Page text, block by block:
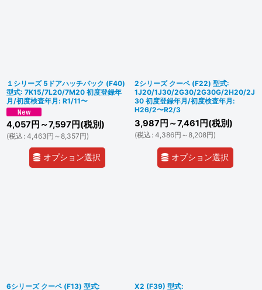
１シリーズ 5ドアハッチバック (F40)
型式: 7K15/7L20/7M20 初度登録年
月/初度検査年月: R1/11〜
4,057 円 ～7,597 円(税別)
(税込 : 4,463円 ～8,357円)
オプション選択
2シリーズ クーペ (F22) 型式:
1J20/1J30/2G30/2G30G/2H20/2J
30 初度登録年月/初度検査年月:
H26/2〜R2/3
3,987 円 ～7,461 円(税別)
(税込 : 4,386円 ～8,208円)
オプション選択
6シリーズ クーペ (F13) 型式: X2 (F39) 型式: